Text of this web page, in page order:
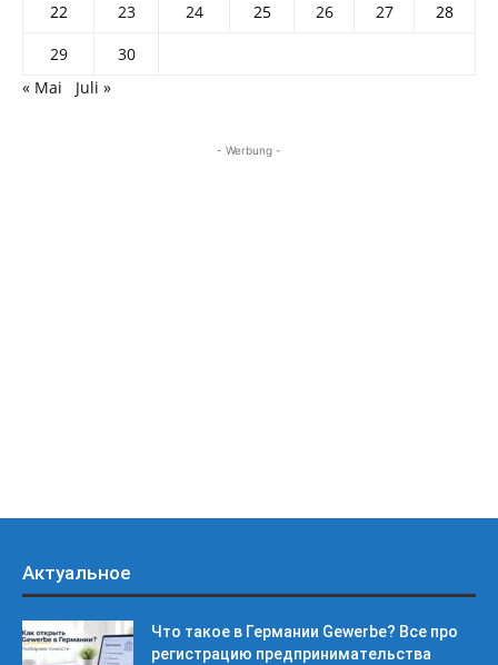
22
23 24 25 26 27
28
29
30
« Mai
Juli »
- Werbung -
Актуальное
Что такое в Германии Gewerbe? Все про
регистрацию предпринимательства